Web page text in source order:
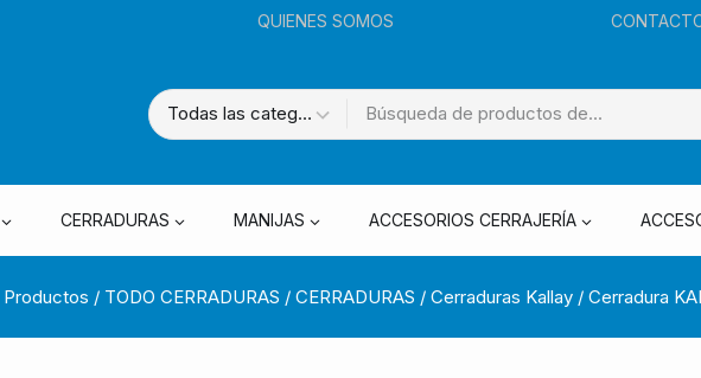
QUIENES SOMOS
CERRADURAS MANIJAS ACCESORIOS CERRAJERÍA
Productos / TODO CERRADURAS / CERRADURAS / Cerraduras Kallay / Cerradura